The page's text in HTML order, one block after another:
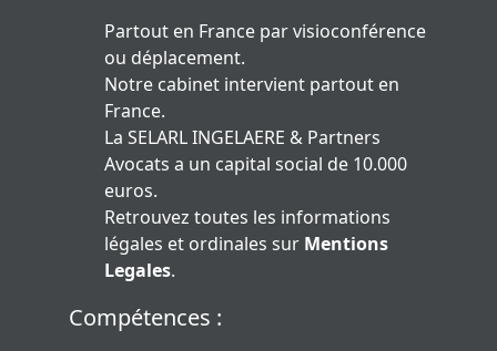
Partout en France par visioconférence
ou déplacement.
Notre cabinet intervient partout en
France.
La SELARL INGELAERE & Partners
Avocats a un capital social de 10.000
euros.
Retrouvez toutes les informations
légales et ordinales sur Mentions
Legales.
Compétences :